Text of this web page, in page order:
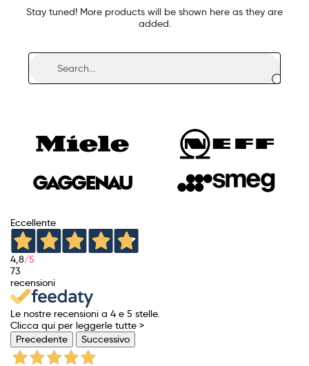
Stay tuned! More products will be shown here as they are
added.
Eccellente
4,8/5
73
recensioni
Le nostre recensioni a 4 e 5 stelle.
Clicca qui per leggerle tutte >
Precedente
Successivo